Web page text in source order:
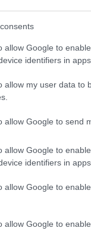
allow Google to
identifiers in apps.
allow my user data to
allow Google to send
allow Google to
identifiers in apps.
allow Google to
allow Google to
με
πως η Amazon
10 χρόνια
Παρισιού.
επιτυχία
για να
της, είναι
του
Οι